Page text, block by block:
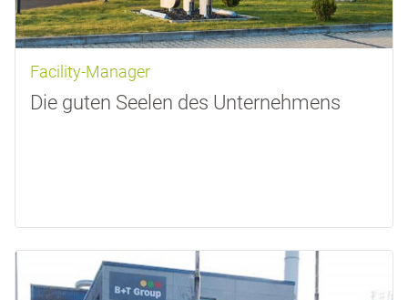
Facility-Manager
Die guten Seelen des Unternehmens